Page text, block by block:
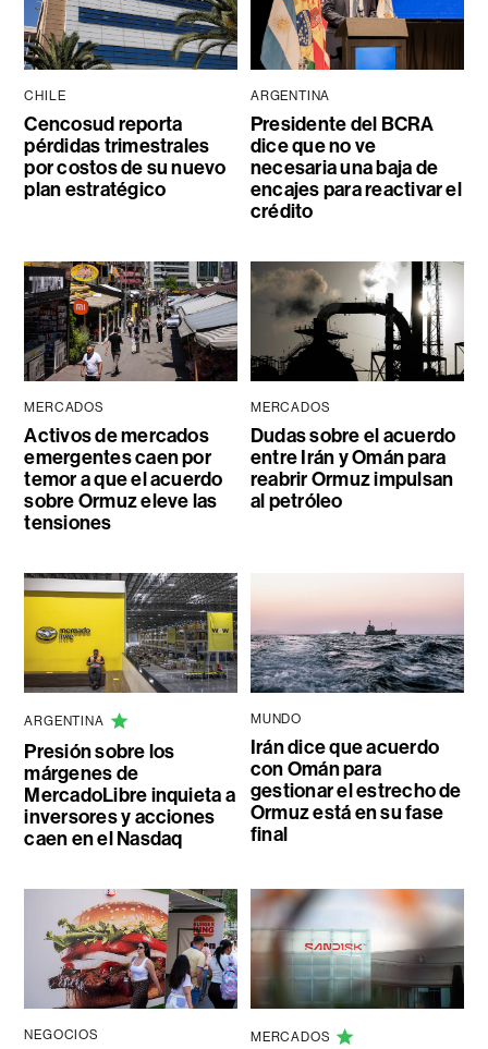
CHILE
Cencosud reporta
pérdidas trimestrales
por costos de su nuevo
plan estratégico
ARGENTINA
Presidente del BCRA
dice que no ve
necesaria una baja de
encajes para reactivar el
crédito
MERCADOS
Activos de mercados
emergentes caen por
temor a que el acuerdo
sobre Ormuz eleve las
tensiones
MERCADOS
Dudas sobre el acuerdo
entre Irán y Omán para
reabrir Ormuz impulsan
al petróleo
ARGENTINA
Presión sobre los
márgenes de
MercadoLibre inquieta a
inversores y acciones
caen en el Nasdaq
MUNDO
Irán dice que acuerdo
con Omán para
gestionar el estrecho de
Ormuz está en su fase
final
NEGOCIOS MERCADOS